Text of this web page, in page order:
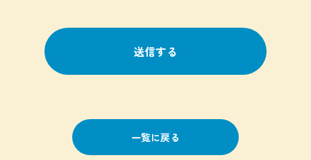
一覧に戻る